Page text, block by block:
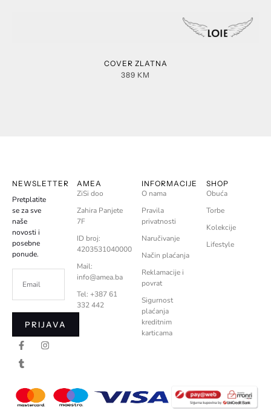
COVER ZLATNA
389 KM
NEWSLETTER
Pretplatite
se za sve
naše
novosti i
posebne
ponude.
PRIJAVA
AMEA
ZiSi doo
Zahira Panjete
7F
ID broj:
4203531040000
Mail:
info@amea.ba
Tel: +387 61
332 442
INFORMACIJE
O nama
Pravila
privatnosti
Naručivanje
Način plaćanja
Reklamacije i
povrat
Sigurnost
plaćanja
kreditnim
karticama
SHOP
Obuća
Torbe
Kolekcije
Lifestyle